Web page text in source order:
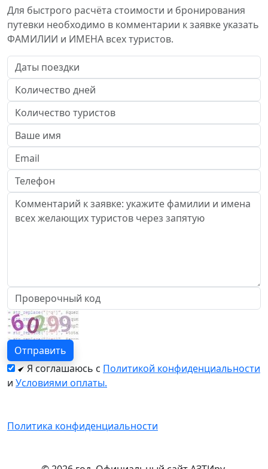
Для быстрого расчёта стоимости и бронирования
путевки необходимо в комментарии к заявке указать
ФАМИЛИИ и ИМЕНА всех туристов.
Я соглашаюсь с Политикой конфиденциальности
и Условиями оплаты.
Политика конфиденциальности